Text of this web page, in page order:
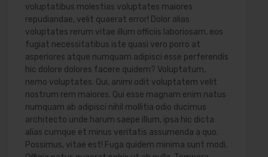
voluptatibus molestias voluptates maiores
repudiandae, velit quaerat error! Dolor alias
voluptates rerum vitae illum officiis laboriosam, eos
fugiat necessitatibus iste quasi vero porro at
asperiores atque numquam adipisci esse perferendis
hic dolore dolores facere quidem? Voluptatum,
nemo voluptates. Qui, animi odit voluptatem velit
nostrum rem maiores. Qui esse magnam enim natus
numquam ab adipisci nihil mollitia odio ducimus
architecto unde harum saepe illum, ipsa hic dicta
alias cumque et minus veritatis assumenda a quo.
Possimus, vitae est! Fuga quidem minima sunt modi.